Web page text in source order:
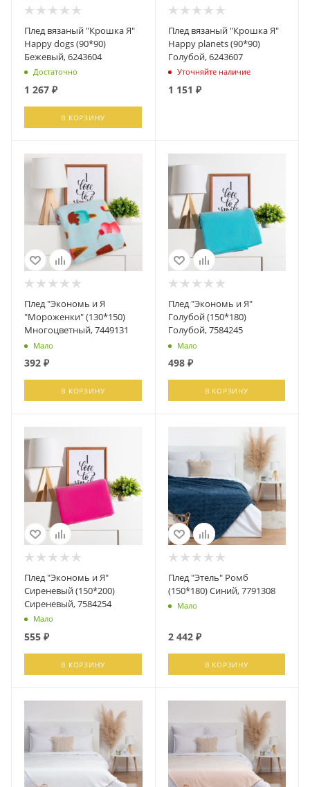
Плед вязаный "Крошка Я"
Happy dogs (90*90)
Бежевый, 6243604
Достаточно
1 267 ₽
В КОРЗИНУ
Плед вязаный "Крошка Я"
Happy planets (90*90)
Голубой, 6243607
Уточняйте наличие
1 151 ₽
Плед "Экономь и Я
"Мороженки" (130*150)
Многоцветный, 7449131
Мало
392 ₽
В КОРЗИНУ
Плед "Экономь и Я"
Голубой (150*180)
Голубой, 7584245
Мало
498₽
В КОРЗИНУ
Плед "Экономь и Я"
Сиреневый (150*200)
Сиреневый, 7584254
Мало
555 ₽
В КОРЗИНУ
Плед "Этель" Ромб
(150*180) Синий, 7791308
Мало
2 442₽
В КОРЗИНУ